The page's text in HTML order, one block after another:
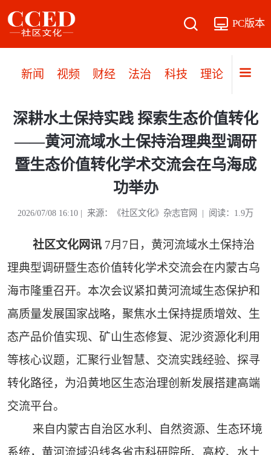
PC版本
新闻 视频 财经 法治 科技 理论 党建
深耕水土保持实践 探索生态价值转化
——黄河流域水土保持治理典型调研
暨生态价值转化学术交流会在乌海成
功举办
2026/07/08 16:10 | 来源：《社区文化》杂志官网 | 阅读：1.9万
社区文化网讯7月7日，黄河流域水土保持治
理典型调研暨生态价值转化学术交流会在内蒙古乌
海市隆重召开。本次会议紧扣黄河流域生态保护和
高质量发展国家战略，聚焦水土保持提质增效、生
态产品价值实现、矿山生态修复、泥沙资源化利用
等核心议题，汇聚行业智慧、交流实践经验、探寻
转化路径，为沿黄地区生态治理创新发展搭建高端
交流平台。
来自内蒙古自治区水利、自然资源、生态环境
系统，黄河流域沿线各省市科研院所、高校、水土